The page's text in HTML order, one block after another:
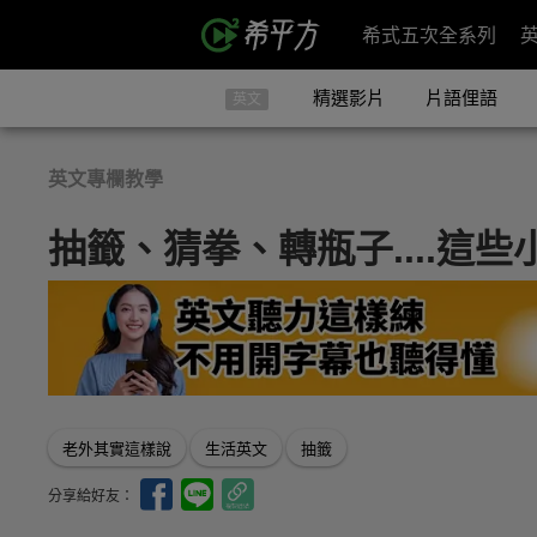
希式五次全系列
英文 精選影片 片語俚語
英文專欄教學
抽籤、猜拳、轉瓶子....這些
老外其實這樣說 生活英文 抽籤
分享給好友：